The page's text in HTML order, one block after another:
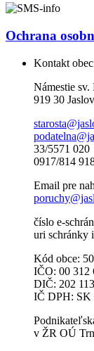
Ochrana
Kontakt
Námestie
919 30
33/5571 020
0917/814
Email pre
číslo e-
uri schránky
Kód obce:
IČO: 00 312
DIČ: 202
IČ DPH: SK
v ŽR OÚ